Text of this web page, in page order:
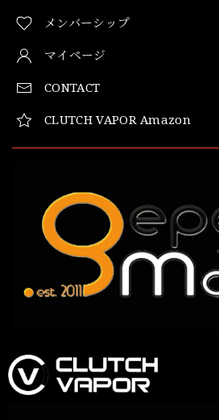
メンバーシップ
マイページ
CONTACT
CLUTCH VAPOR Amazon